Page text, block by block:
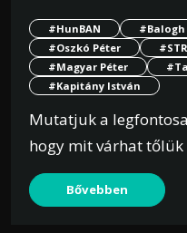
#HunBAN #Balogh
#Oszkó Péter
#Magyar Péter
#Kapitány István
Mutatjuk a
hogy mit várhat
Bővebben